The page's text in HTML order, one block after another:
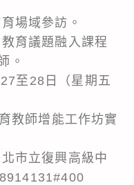
場域參訪。
育議題融入課程
。
至28日（星期五
教師增能工作坊實
市立復興高級中